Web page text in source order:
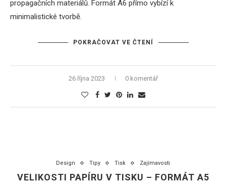
propagačních materiálů. Formát A6 přímo vybízí k
minimalistické tvorbě.
POKRAČOVAT VE ČTENÍ
26 října 2023 0 komentář
Design Tipy Tisk Zajímavosti
VELIKOSTI PAPÍRU V TISKU – FORMÁT A5